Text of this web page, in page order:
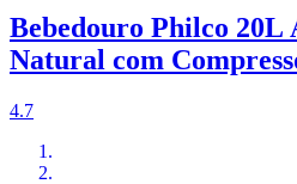
Bebedouro Philco 20L
Natural com
4.7